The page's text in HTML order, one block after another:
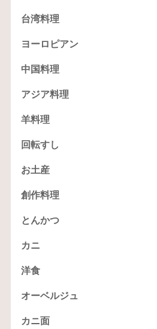
台湾料理
ヨーロピアン
中国料理
アジア料理
羊料理
回転すし
お土産
創作料理
とんかつ
カニ
洋食
オーベルジュ
カニ面